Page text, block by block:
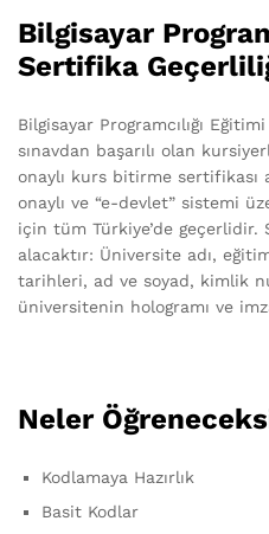
Bilgisayar
Sertifika
Bilgisayar Programcılığı
sınavdan başarılı olan
onaylı kurs bitirme sertifikası
onaylı ve “e-devlet” sistemi
için tüm Türkiye’de
alacaktır: Üniversite adı,
tarihleri, ad ve soyad, kimlik
üniversitenin hologramı ve
Neler
Kodlamaya Hazırlık
Basit Kodlar